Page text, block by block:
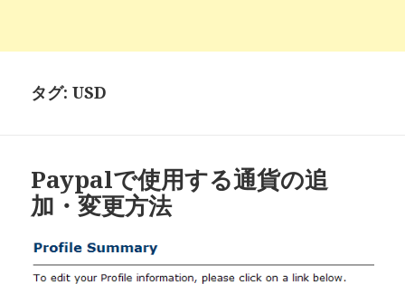
タグ:USD
Paypalで使用する通貨の追
加・変更方法